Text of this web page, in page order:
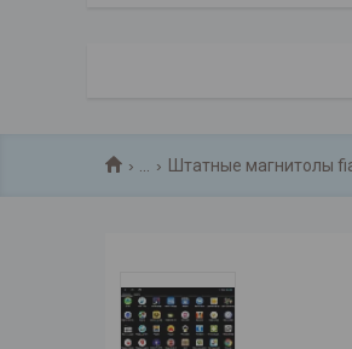
Штатные магнитолы